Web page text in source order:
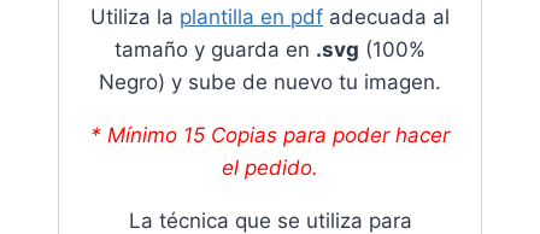
Utiliza la plantilla en pdf adecuada al
tamaño y guarda en .svg (100%
Negro) y sube de nuevo tu imagen.
* Mínimo 15 Copias para poder hacer
el pedido.
La técnica que se utiliza para